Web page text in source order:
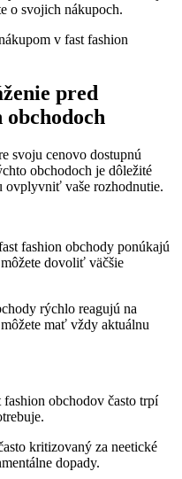
o svojich nákupoch.
pred
svoju cenovo dostupnú
obchodoch je dôležité
vaše rozhodnutie.
fashion obchody ponúkajú
dovoliť väčšie
rýchlo reagujú na
mať vždy aktuálnu
fashion obchodov často trpí
kritizovaný za neetické
dopady.